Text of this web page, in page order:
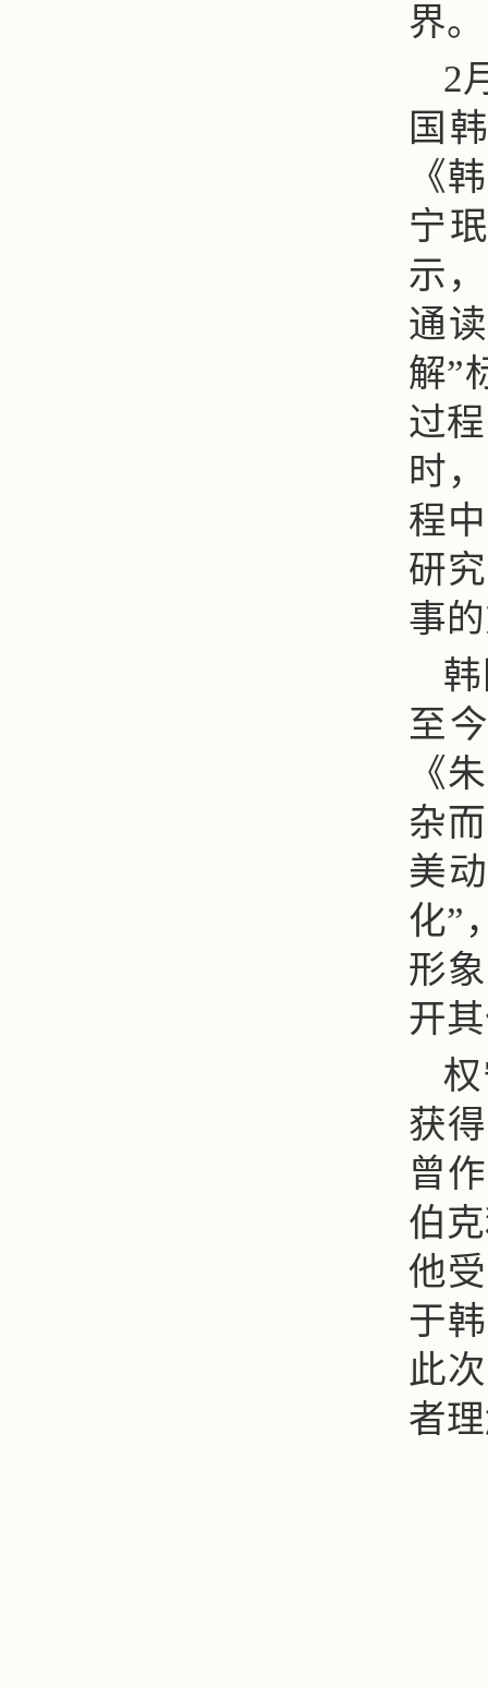
界。
2
国
《
宁
示
通
解”
过
时
程
研
事
至
《
杂
美
化”
形
开
获
曾
伯
他
于
此
者